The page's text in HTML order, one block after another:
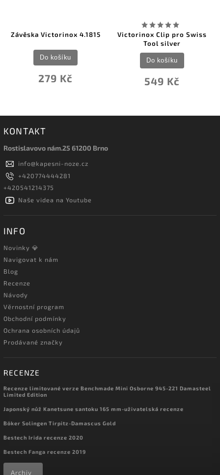
Závěska Victorinox 4.1815
279 Kč
Do košíku
Victorinox Clip pro Swiss
Tool silver
549 Kč
Do košíku
KONTAKT
Rostislavovo nám.25 61200 Brno
info@kapesni-noze.cz
+420774444281
+420541214375
Naše videa na Youtube
INFO
Novinky 💎
Navigovat k nám
Blog
Recenze
Návody
Věrnostní program
Obchodní podmínky
Ochrana osobních údajů
Prodávané značky
RECENZE
Recenze limitované verze Benchmade Mini Osborne 945-221 Damasteel
Limited Edition
Japonský nůž Kanetsune santoku 165 mm-uživatelská recenze
Böker Solingen Tirpitz-Damascus Gold
Bestech Irida recenze 2020
Bestech Fanga recenze 2019
Archiv